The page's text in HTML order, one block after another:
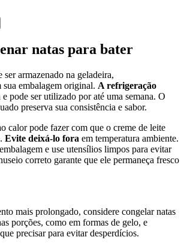
natas para bater
armazenado na geladeira,
sua embalagem original. A refrigeração
e pode ser utilizado por até uma semana. O
preserva sua consistência e sabor.
calor pode fazer com que o creme de leite
Evite deixá-lo fora em temperatura ambiente.
e use utensílios limpos para evitar
correto garante que ele permaneça fresco
mais prolongado, considere congelar natas
porções, como em formas de gelo, e
precisar para evitar desperdícios.